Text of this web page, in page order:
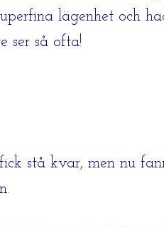
lägenhet och
ser så ofta!
stå kvar, men nu